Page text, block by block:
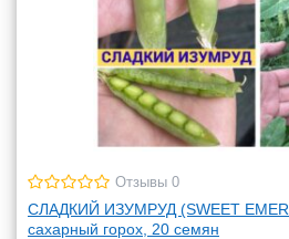
Отзывы 0
СЛАДКИЙ ИЗУМРУД (SWEET
сахарный горох, 20 семян